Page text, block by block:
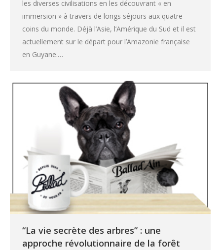
les diverses civilisations en les découvrant « en
immersion » à travers de longs séjours aux quatre
coins du monde. Déjà l’Asie, l’Amérique du Sud et il est
actuellement sur le départ pour l’Amazonie française
en Guyane.…
“La vie secrète des arbres” : une
approche révolutionnaire de la forêt